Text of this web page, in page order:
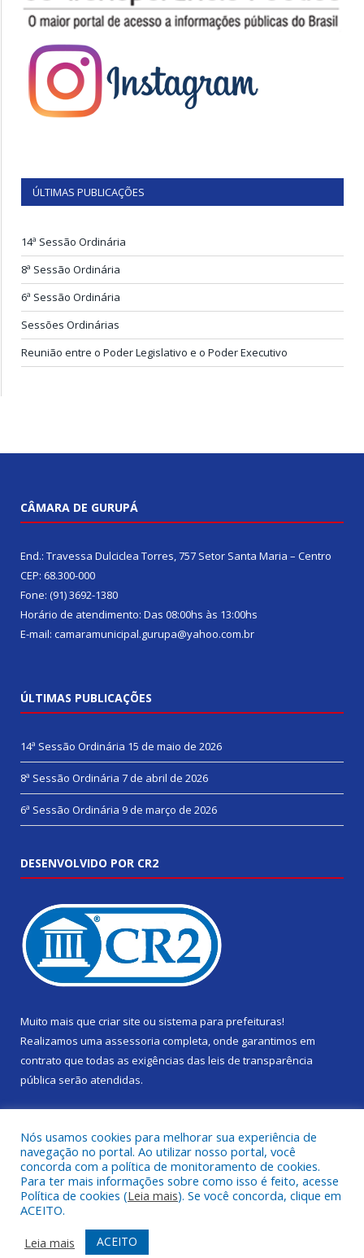
ÚLTIMAS PUBLICAÇÕES
14ª Sessão Ordinária
8ª Sessão Ordinária
6ª Sessão Ordinária
Sessões Ordinárias
Reunião entre o Poder Legislativo e o Poder Executivo
CÂMARA DE GURUPÁ
End.: Travessa Dulciclea Torres, 757 Setor Santa Maria – Centro
CEP: 68.300-000
Fone: (91) 3692-1380
Horário de atendimento: Das 08:00hs às 13:00hs
E-mail: camaramunicipal.gurupa@yahoo.com.br
ÚLTIMAS PUBLICAÇÕES
14ª Sessão Ordinária 15 de maio de 2026
8ª Sessão Ordinária 7 de abril de 2026
6ª Sessão Ordinária 9 de março de 2026
DESENVOLVIDO POR CR2
Muito mais que criar site ou sistema para prefeituras!
Realizamos uma assessoria completa, onde garantimos em
contrato que todas as exigências das leis de transparência
pública serão atendidas.
Todos os direitos reservados a Câmara Municipal de Gurupá.
Mapa do Site
Acessar Área Administrativa
Nós usamos cookies para melhorar sua experiência de
navegação no portal. Ao utilizar nosso portal, você
concorda com a política de monitoramento de cookies.
Para ter mais informações sobre como isso é feito, acesse
Política de cookies (Leia mais). Se você concorda, clique em
ACEITO.
Leia mais
ACEITO